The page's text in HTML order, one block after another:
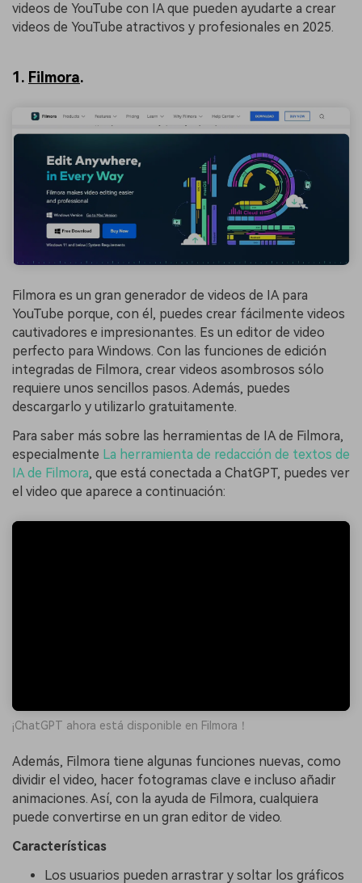
videos de YouTube con IA que pueden ayudarte a crear
videos de YouTube atractivos y profesionales en 2025.
1. Filmora.
Filmora es un gran generador de videos de IA para
YouTube porque, con él, puedes crear fácilmente videos
cautivadores e impresionantes. Es un editor de video
perfecto para Windows. Con las funciones de edición
integradas de Filmora, crear videos asombrosos sólo
requiere unos sencillos pasos. Además, puedes
descargarlo y utilizarlo gratuitamente.
Para saber más sobre las herramientas de IA de Filmora,
especialmente La herramienta de redacción de textos de
IA de Filmora, que está conectada a ChatGPT, puedes ver
el video que aparece a continuación:
¡ChatGPT ahora está disponible en Filmora！
Además, Filmora tiene algunas funciones nuevas, como
dividir el video, hacer fotogramas clave e incluso añadir
animaciones. Así, con la ayuda de Filmora, cualquiera
puede convertirse en un gran editor de video.
Características
Los usuarios pueden arrastrar y soltar los gráficos